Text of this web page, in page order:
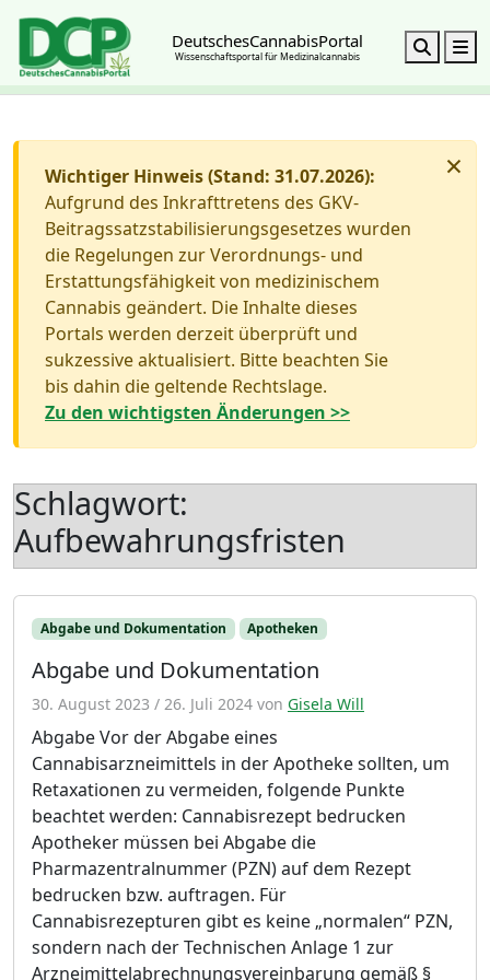
DeutschesCannabisPortal
Wissenschaftsportal für Medizinalcannabis Search
×
Wichtiger Hinweis (Stand: 31.07.2026):
Aufgrund des Inkrafttretens des GKV-
Beitragssatzstabilisierungsgesetzes wurden
die Regelungen zur Verordnungs- und
Erstattungsfähigkeit von medizinischem
Cannabis geändert. Die Inhalte dieses
Portals werden derzeit überprüft und
sukzessive aktualisiert. Bitte beachten Sie
bis dahin die geltende Rechtslage.
Zu den wichtigsten Änderungen >>
Schlagwort:
Aufbewahrungsfristen
Abgabe und Dokumentation Apotheken
Abgabe und Dokumentation
30. August 2023 / 26. Juli 2024 von Gisela Will
Abgabe Vor der Abgabe eines
Cannabisarzneimittels in der Apotheke sollten, um
Retaxationen zu vermeiden, folgende Punkte
beachtet werden: Cannabisrezept bedrucken
Apotheker müssen bei Abgabe die
Pharmazentralnummer (PZN) auf dem Rezept
bedrucken bzw. auftragen. Für
Cannabisrezepturen gibt es keine „normalen“ PZN,
sondern nach der Technischen Anlage 1 zur
Arzneimittelabrechnungsvereinbarung gemäß §